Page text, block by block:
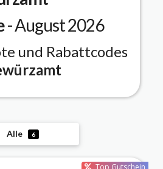
- August 2026
und Rabattcodes
Alle 6